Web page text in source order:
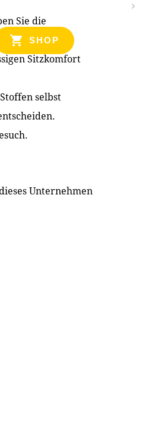
SHOP
Sie die
zu
Sitzkomfort
selbst
Unternehmen